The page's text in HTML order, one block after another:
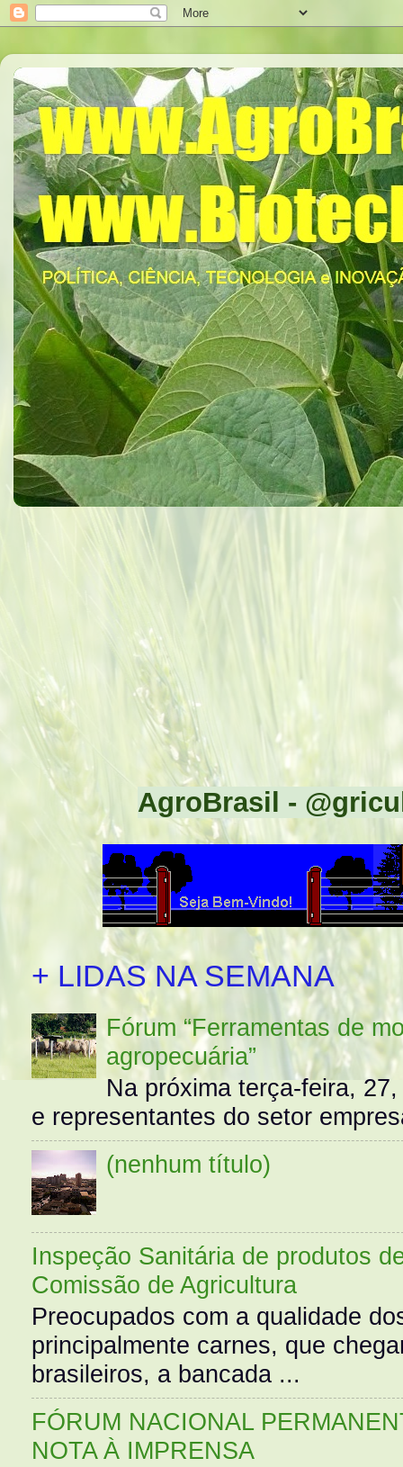
AgroBrasil -
+ LIDAS NA SEMANA
Fórum “Ferramentas de
agropecuária”
Na próxima terça-feira,
e representantes do setor
(nenhum título)
Inspeção Sanitária de produtos
Comissão de Agricultura
Preocupados com a qualidade
principalmente carnes, que
brasileiros, a bancada ...
FÓRUM NACIONAL
NOTA À IMPRENSA